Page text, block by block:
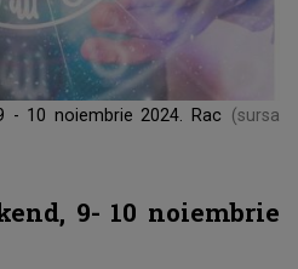
- 10 noiembrie 2024. Rac
(sursa
9- 10 noiembrie